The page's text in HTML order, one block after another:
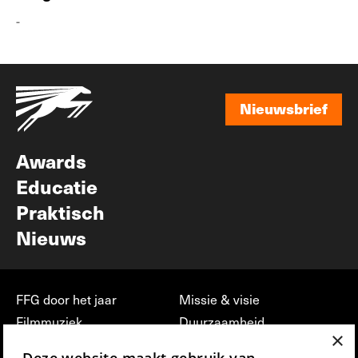
-
Nieuwsbrief
Awards
Educatie
Praktisch
Nieuws
FFG door het jaar
Filmmuziek
Missie & visie
Duurzaamheid
×